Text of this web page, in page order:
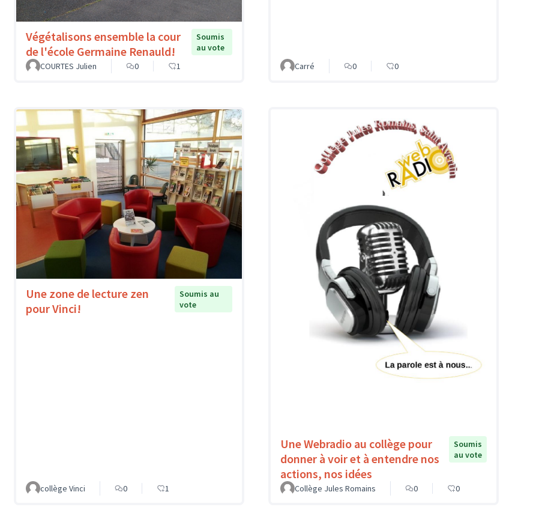
Végétalisons ensemble la cour
de l'école Germaine Renauld!
Soumis
au vote
COURTES Julien
0 1 Carré 0 0
Une zone de lecture zen
pour Vinci!
Soumis au
vote
collège Vinci 0 1
Une Webradio au collège pour
donner à voir et à entendre nos
actions, nos idées
Soumis
au vote
Collège Jules Romains 0 0